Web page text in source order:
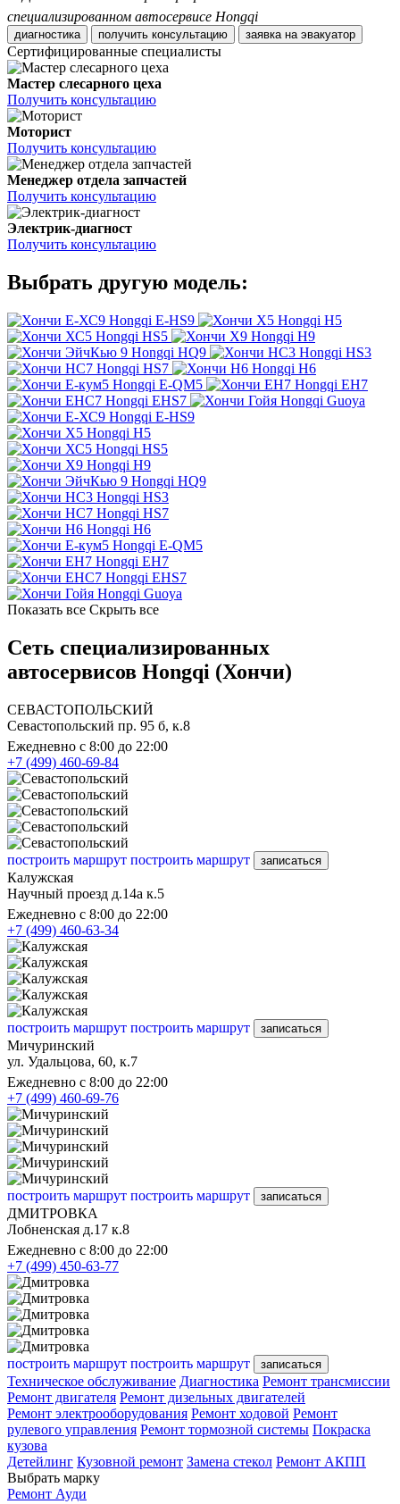
специализированном автосервисе Hongqi
диагностика получить консультацию заявка на эвакуатор
Сертифицированные специалисты
Мастер слесарного цеха
Получить консультацию
Моторист
Получить консультацию
Менеджер отдела запчастей
Получить консультацию
Электрик-диагност
Получить консультацию
Выбрать другую модель:
Hongqi E-HS9
Hongqi H5
Hongqi HS5
Hongqi H9
Hongqi HQ9
Hongqi HS3
Hongqi HS7
Hongqi H6
Hongqi E-QM5
Hongqi EH7
Hongqi EHS7
Hongqi Guoya
Hongqi E-HS9
Hongqi H5
Hongqi HS5
Hongqi H9
Hongqi HQ9
Hongqi HS3
Hongqi HS7
Hongqi H6
Hongqi E-QM5
Hongqi EH7
Hongqi EHS7
Hongqi Guoya
Показать все Скрыть все
Сеть специализированных
автосервисов Hongqi (Хончи)
СЕВАСТОПОЛЬСКИЙ
Севастопольский пр. 95 б, к.8
Ежедневно с 8:00 до 22:00
+7 (499) 460-69-84
построить маршрут построить маршрут записаться
Калужская
Научный проезд д.14а к.5
Ежедневно с 8:00 до 22:00
+7 (499) 460-63-34
построить маршрут построить маршрут записаться
Мичуринский
ул. Удальцова, 60, к.7
Ежедневно с 8:00 до 22:00
+7 (499) 460-69-76
построить маршрут построить маршрут записаться
ДМИТРОВКА
Лобненская д.17 к.8
Ежедневно с 8:00 до 22:00
+7 (499) 450-63-77
построить маршрут построить маршрут записаться
Техническое обслуживание Диагностика Ремонт трансмиссии
Ремонт двигателя Ремонт дизельных двигателей
Ремонт электрооборудования Ремонт ходовой Ремонт
рулевого управления Ремонт тормозной системы Покраска
кузова
Детейлинг Кузовной ремонт Замена стекол Ремонт АКПП
Выбрать марку
Ремонт Ауди